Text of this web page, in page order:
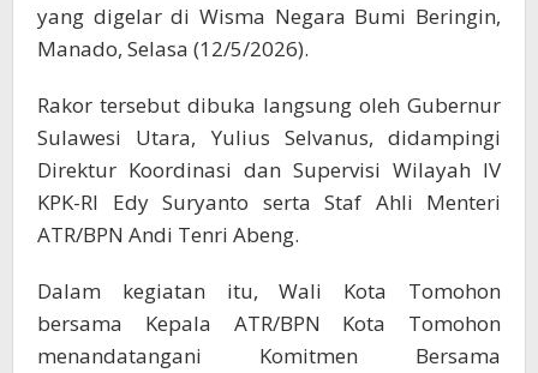
yang digelar di Wisma Negara Bumi Beringin,
Manado, Selasa (12/5/2026).
Rakor tersebut dibuka langsung oleh Gubernur
Sulawesi Utara, Yulius Selvanus, didampingi
Direktur Koordinasi dan Supervisi Wilayah IV
KPK-RI Edy Suryanto serta Staf Ahli Menteri
ATR/BPN Andi Tenri Abeng.
Dalam kegiatan itu, Wali Kota Tomohon
bersama Kepala ATR/BPN Kota Tomohon
menandatangani Komitmen Bersama